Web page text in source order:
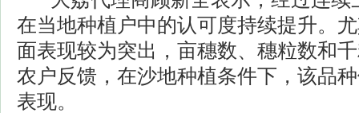
在当地种植户中的认可度持续提升。
面表现较为突出，亩穗数、穗粒数和
农户反馈，在沙地种植条件下，该品
表现。